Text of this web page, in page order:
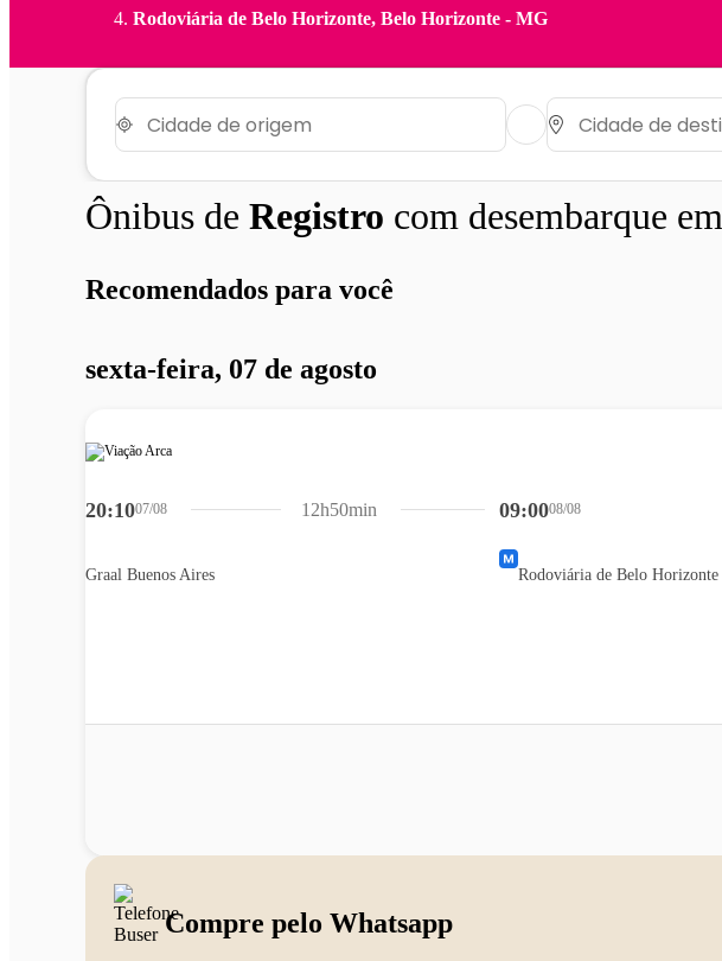
Rodoviária de Belo Horizonte, Belo Horizonte - MG
Ônibus de Registro com desembarque em
Recomendados para você
sexta-feira, 07 de agosto
20:1007/08
Graal Buenos Aires
09:0008/08
Rodoviária de Belo Horizonte
12h50min
Compre pelo Whatsapp